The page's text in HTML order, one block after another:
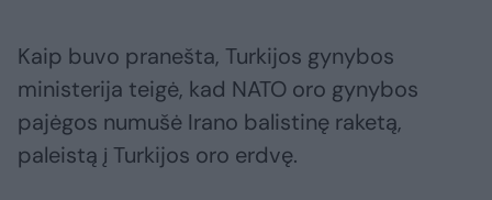
Kaip buvo pranešta, Turkijos gynybos
ministerija teigė, kad NATO oro gynybos
pajėgos numušė Irano balistinę raketą,
paleistą į Turkijos oro erdvę.